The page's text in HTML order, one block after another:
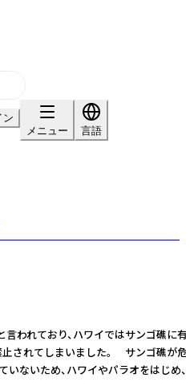
ン
メニュー
言語
ており、ハワイではサン
てしまいました。 サン
ため、ハワイやパラオをは